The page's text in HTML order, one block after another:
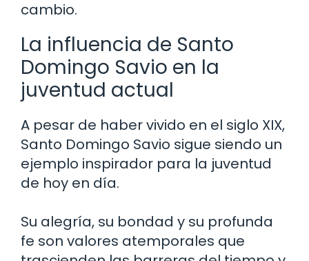
cambio.
La influencia de Santo
Domingo Savio en la
juventud actual
A pesar de haber vivido en el siglo XIX,
Santo Domingo Savio sigue siendo un
ejemplo inspirador para la juventud
de hoy en día.
Su alegría, su bondad y su profunda
fe son valores atemporales que